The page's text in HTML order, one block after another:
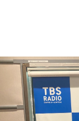
トピックス
TBS
お知らせ
イベント・
YouTube
会社情報